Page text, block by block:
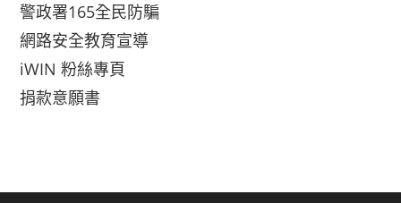
警政署165全民防騙
網路安全教育宣導
iWIN 粉絲專頁
捐款意願書